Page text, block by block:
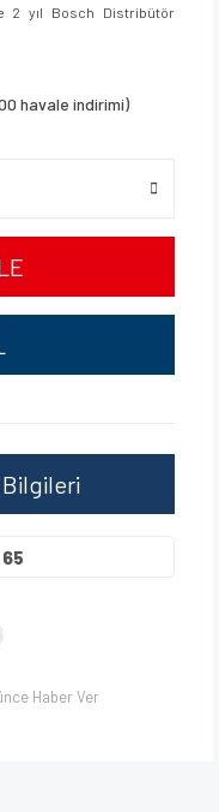
2 yıl Bosch Distribütör
havale indirimi)
Haber Ver